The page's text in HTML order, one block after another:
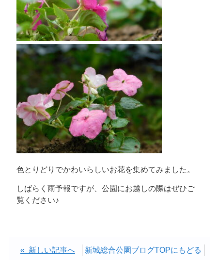
色とりどりでかわいらしいお花を集めてみました。
しばらく雨予報ですが、公園にお越しの際はぜひご
覧ください♪
« 新しい記事へ
新城総合公園ブログTOPにもどる